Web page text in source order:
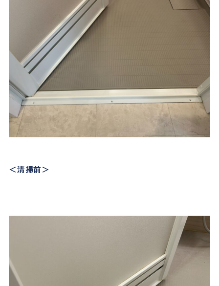
＜清掃前＞